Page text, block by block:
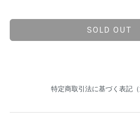
SOLD OUT
特定商取引法に基づく表記（